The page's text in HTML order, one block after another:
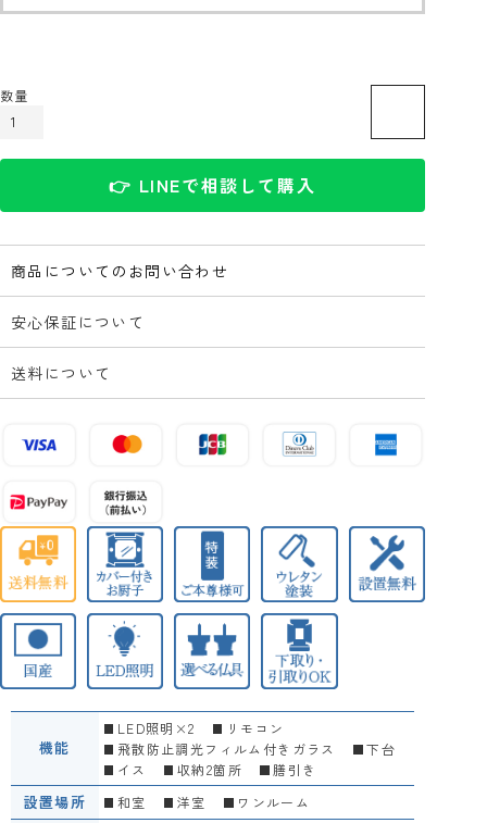
👉 LINEで相談して購入
商品についてのお問い合わせ
安心保証について
送料について
機能
LED照明×2
リモコン
飛散防止調光フィルム付きガラス
下台
イス
収納2箇所 膳引き
設置場所 和室 洋室 ワンルーム